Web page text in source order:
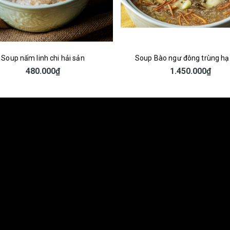
Bào ngư đông trùng hạ thảo
1.450.000₫
Súp Monami
650.000₫